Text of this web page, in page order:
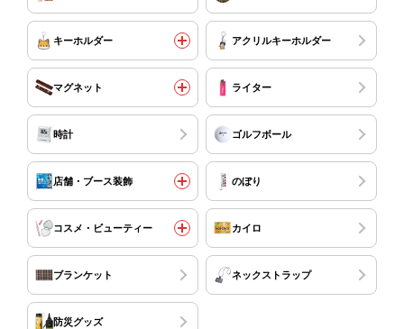
キーホルダー アクリルキーホルダー
マグネット ライター
時計 ゴルフボール
店舗・ブース装飾 のぼり
コスメ・ビューティー カイロ
ブランケット ネックストラップ
防災グッズ